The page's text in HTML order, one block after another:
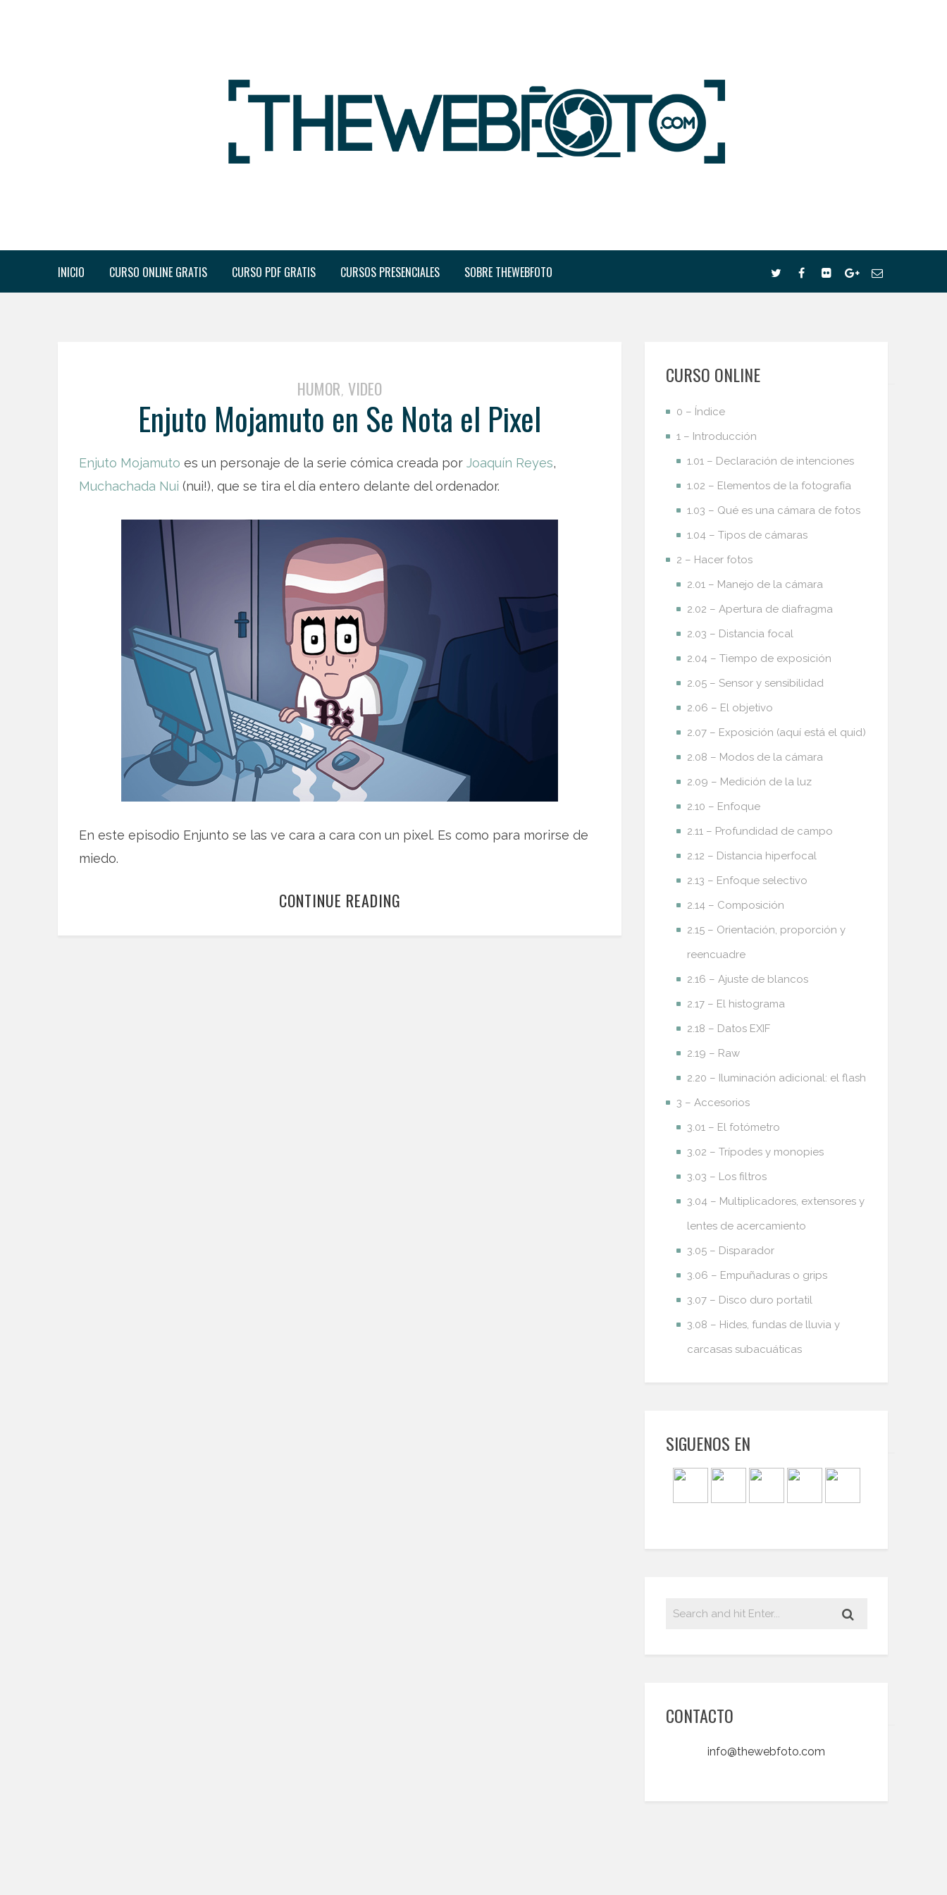
INICIO CURSO ONLINE GRATIS CURSO PDF GRATIS CURSOS PRESENCIALES SOBRE THEWEBFOTO
HUMOR, VIDEO
Enjuto Mojamuto en Se Nota el Pixel
Enjuto Mojamuto es un personaje de la serie cómica creada por Joaquín Reyes,
Muchachada Nui (nui!), que se tira el día entero delante del ordenador.
En este episodio Enjunto se las ve cara a cara con un pixel. Es como para morirse de
miedo.
CONTINUE READING
CURSO ONLINE
0 – Índice
1 – Introducción
1.01 – Declaración de intenciones
1.02 – Elementos de la fotografía
1.03 – Qué es una cámara de fotos
1.04 – Tipos de cámaras
2 – Hacer fotos
2.01 – Manejo de la cámara
2.02 – Apertura de diafragma
2.03 – Distancia focal
2.04 – Tiempo de exposición
2.05 – Sensor y sensibilidad
2.06 – El objetivo
2.07 – Exposición (aquí está el quid)
2.08 – Modos de la cámara
2.09 – Medición de la luz
2.10 – Enfoque
2.11 – Profundidad de campo
2.12 – Distancia hiperfocal
2.13 – Enfoque selectivo
2.14 – Composición
2.15 – Orientación, proporción y
reencuadre
2.16 – Ajuste de blancos
2.17 – El histograma
2.18 – Datos EXIF
2.19 – Raw
2.20 – Iluminación adicional: el flash
3 – Accesorios
3.01 – El fotómetro
3.02 – Trípodes y monopies
3.03 – Los filtros
3.04 – Multiplicadores, extensores y
lentes de acercamiento
3.05 – Disparador
3.06 – Empuñaduras o grips
3.07 – Disco duro portatil
3.08 – Hides, fundas de lluvia y
carcasas subacuáticas
SIGUENOS EN
CONTACTO
info@thewebfoto.com